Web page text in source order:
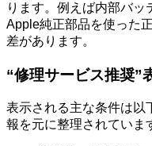
ります。例えば内部バ
Apple純正部品を使った
差があります。
“修理サービス推奨”
表示される主な条件は以
報を元に整理されていま